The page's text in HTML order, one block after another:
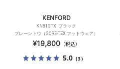
KENFORD
KN81GTX ブラック
プレーントウ（GORE-TEX フットウェア）
¥19,800（税込）
5.0（3）